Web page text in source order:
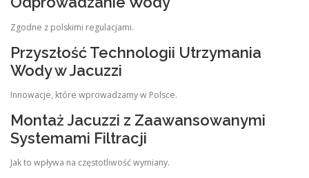
Zgodne z polskimi regulacjami.
Przyszłość Technologii Utrzymania
Wody w Jacuzzi
Innowacje, które wprowadzamy w Polsce.
Montaż Jacuzzi z Zaawansowanymi
Systemami Filtracji
Jak to wpływa na częstotliwość wymiany.